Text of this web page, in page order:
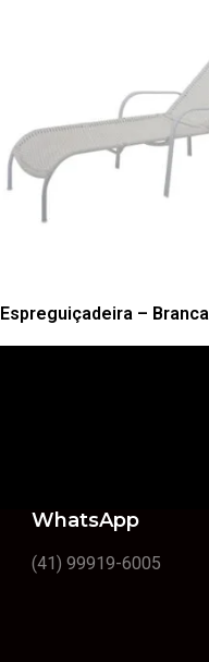
Espreguiçadeira – Branca
WhatsApp
(41) 99919-6005